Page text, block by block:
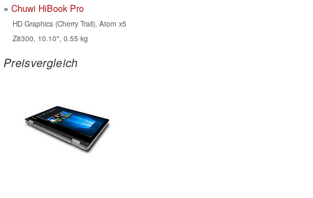
Chuwi HiBook Pro
HD Graphics (Cherry Trail), Atom x5
Z8300, 10.10", 0.55 kg
Preisvergleich